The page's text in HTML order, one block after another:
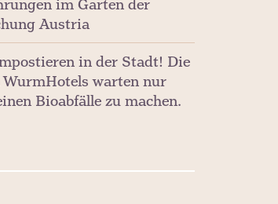
im Garten der
Austria
in der Stadt! Die
warten nur
Bioabfälle zu machen.